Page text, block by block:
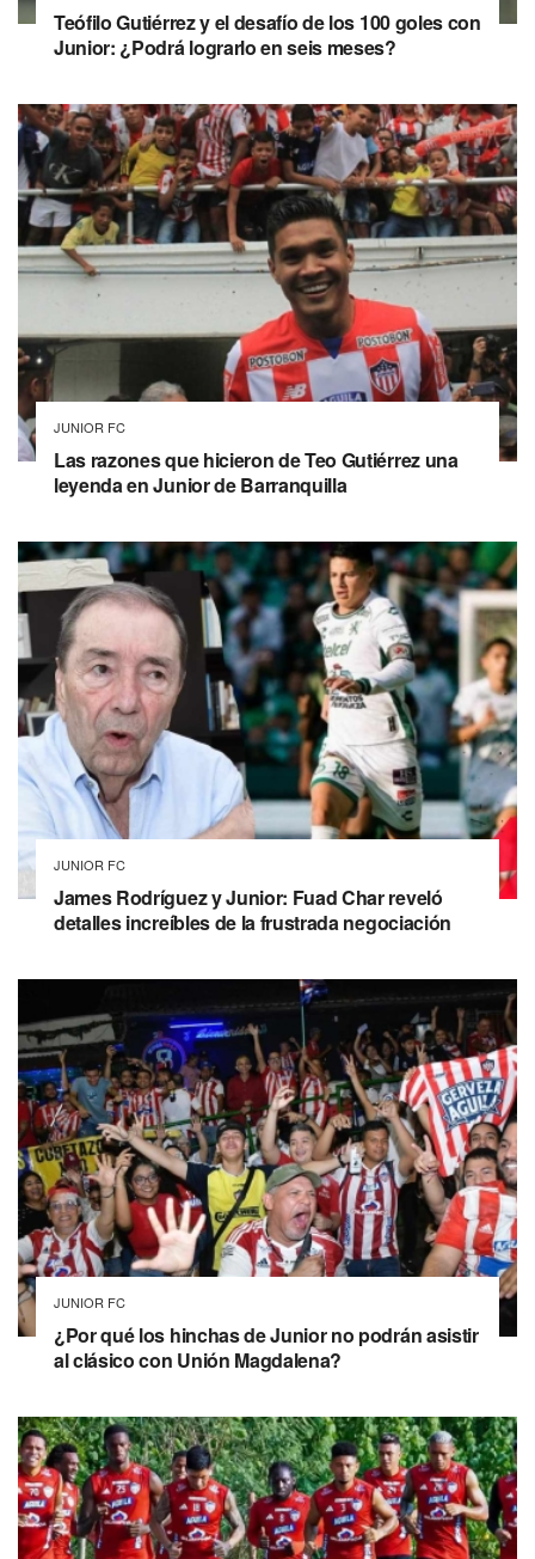
Teófilo Gutiérrez y el desafío de los 100 goles con
Junior: ¿Podrá lograrlo en seis meses?
JUNIOR FC
Las razones que hicieron de Teo Gutiérrez una
leyenda en Junior de Barranquilla
JUNIOR FC
James Rodríguez y Junior: Fuad Char reveló
detalles increíbles de la frustrada negociación
JUNIOR FC
¿Por qué los hinchas de Junior no podrán asistir
al clásico con Unión Magdalena?